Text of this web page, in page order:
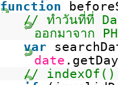
function
// ทำวันที่ที่
ออกมาจาก
var
date
// indexOf()